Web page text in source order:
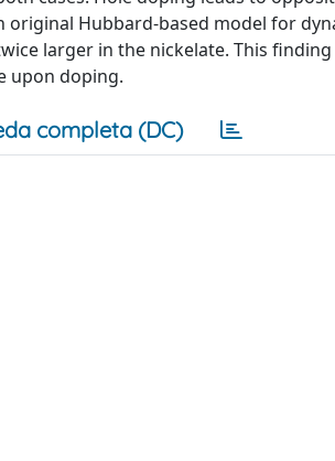
Hubbard-based model for
larger in the nickelate. This
upon doping.
completa (DC)